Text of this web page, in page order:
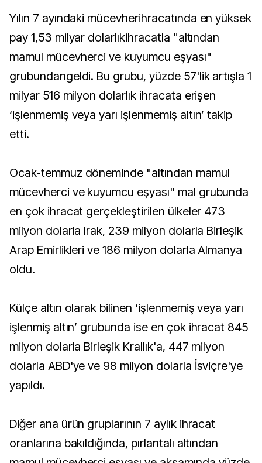
Yılın 7 ayındaki mücevherihracatında en yüksek
pay 1,53 milyar dolarlıkihracatla "altından
mamul mücevherci ve kuyumcu eşyası"
grubundangeldi. Bu grubu, yüzde 57'lik artışla 1
milyar 516 milyon dolarlık ihracata erişen
‘işlenmemiş veya yarı işlenmemiş altın’ takip
etti.
Ocak-temmuz döneminde "altından mamul
mücevherci ve kuyumcu eşyası" mal grubunda
en çok ihracat gerçekleştirilen ülkeler 473
milyon dolarla Irak, 239 milyon dolarla Birleşik
Arap Emirlikleri ve 186 milyon dolarla Almanya
oldu.
Külçe altın olarak bilinen ‘işlenmemiş veya yarı
işlenmiş altın’ grubunda ise en çok ihracat 845
milyon dolarla Birleşik Krallık'a, 447 milyon
dolarla ABD'ye ve 98 milyon dolarla İsviçre'ye
yapıldı.
Diğer ana ürün gruplarının 7 aylık ihracat
oranlarına bakıldığında, pırlantalı altından